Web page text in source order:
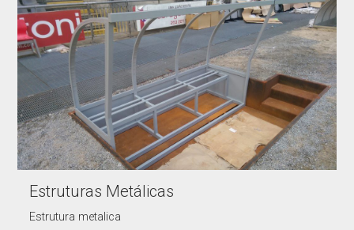
Estruturas Metálicas
Estrutura metalica